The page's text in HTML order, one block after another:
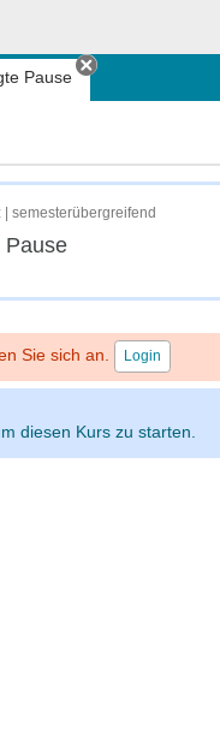
Pause
Tab schließen
| semesterübergreifend
Pause
Sie sich an. Login
diesen Kurs zu starten.